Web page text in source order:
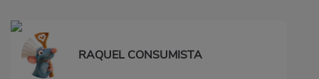
RAQUEL CONSUMISTA